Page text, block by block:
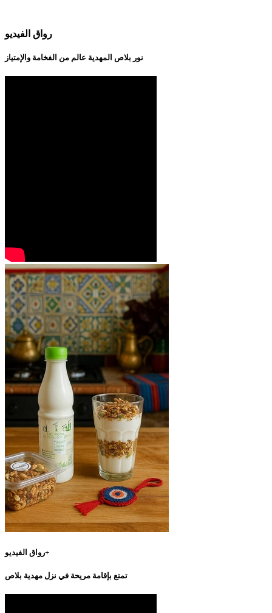
رواق الفيديو
نور بلاص المهدية عالم من الفخامة والإمتياز
رواق الفيديو+
تمتع بإقامة مريحة في نزل مهدية بلاص